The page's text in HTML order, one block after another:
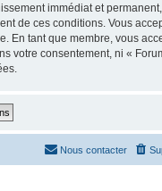
immédiat et
de ces conditions. Vous
En tant que membre, vous
consentement, ni «
Nous contacter